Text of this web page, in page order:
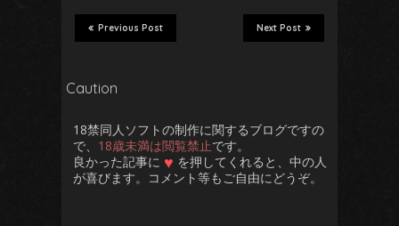
Next Post
Previous Post
Caution
18禁同人ソフトの制作に関するブログですの
で、 18歳未満は閲覧禁止です。
良かった記事に ♥ を押してくれると、中の人
が喜びます。コメント等もご自由にどうぞ。